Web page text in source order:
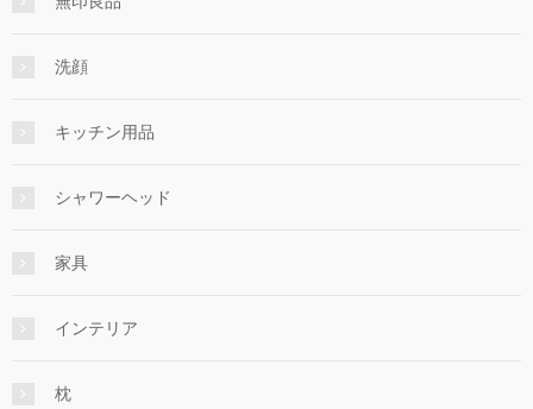
洗顔
キッチン用品
シャワーヘッド
家具
インテリア
枕